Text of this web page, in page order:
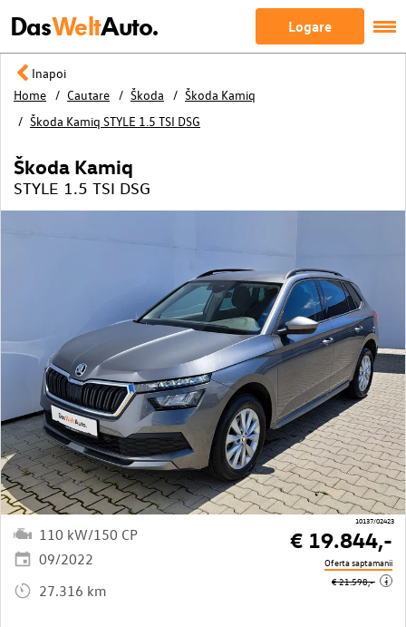
DasWeltAuto. Logare
Inapoi
Home
Cautare Škoda
Škoda Kamiq
Škoda Kamiq STYLE 1.5 TSI DSG
10137/02423
Škoda Kamiq
STYLE 1.5 TSI DSG
110 kW/150 CP
09/2022
27.316 km
€ 19.844,-
Oferta saptamanii
€ 21.598,-
i